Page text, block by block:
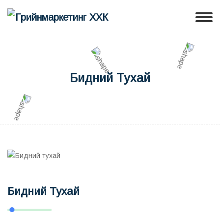
Бидний Тухай
Бидний Тухай